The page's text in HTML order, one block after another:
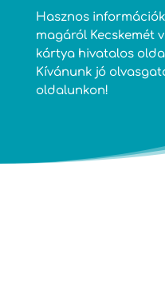
Hasznos
magáról Kecskemét
kártya hivatalos
Kívánunk jó
oldalunkon!